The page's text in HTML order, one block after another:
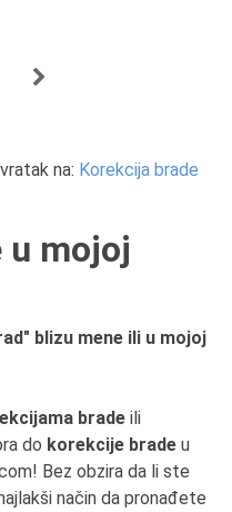
na: Korekcija brade
u mojoj
blizu mene ili u mojoj
brade ili
do korekcije brade u
Bez obzira da li ste
način da pronađete